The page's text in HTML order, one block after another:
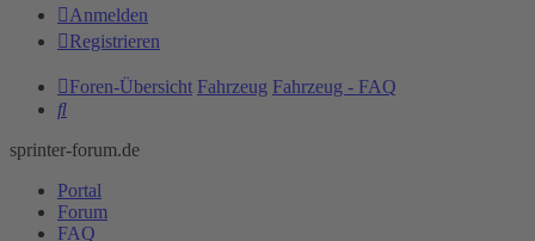
Anmelden
Registrieren
Foren-Übersicht Fahrzeug Fahrzeug - FAQ
Suche
sprinter-forum.de
Portal
Forum
FAQ